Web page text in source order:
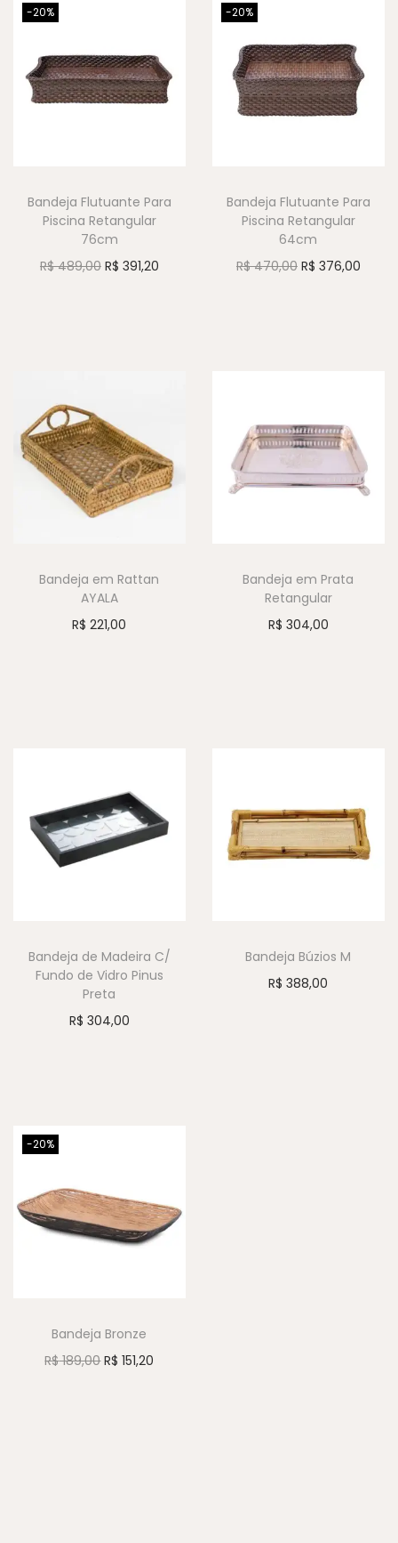
-20%
Bandeja Flutuante Para
Piscina Retangular
76cm
R$489,00 R$ 391,20
-20%
Bandeja Flutuante Para
Piscina Retangular
64cm
R$470,00 R$ 376,00
Bandeja em Rattan
AYALA
R$ 221,00
Bandeja em Prata
Retangular
R$ 304,00
Bandeja de Madeira C/
Fundo de Vidro Pinus
Preta
R$ 304,00
Bandeja Búzios M
R$ 388,00
-20%
Bandeja Bronze
R$189,00 R$ 151,20